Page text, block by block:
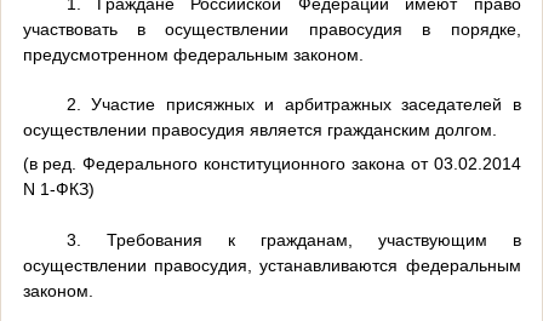
участвовать в осуществлении правосудия в порядке,
предусмотренном федеральным законом.
2. Участие присяжных и арбитражных заседателей в
осуществлении правосудия является гражданским долгом.
(в ред. Федерального конституционного закона от 03.02.2014
N 1-ФКЗ)
3. Требования к гражданам, участвующим в
осуществлении правосудия, устанавливаются федеральным
законом.